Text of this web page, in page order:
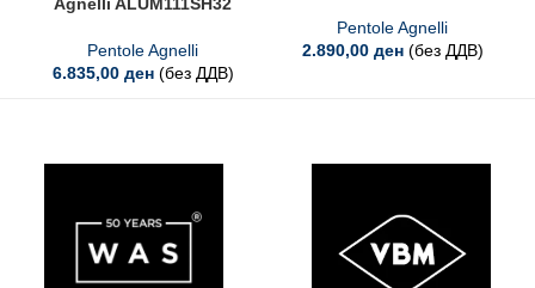
Pentole Agnelli
6.835,00 ден (без ДДВ)
Pentole Agnelli
2.890,00 ден (без ДДВ)